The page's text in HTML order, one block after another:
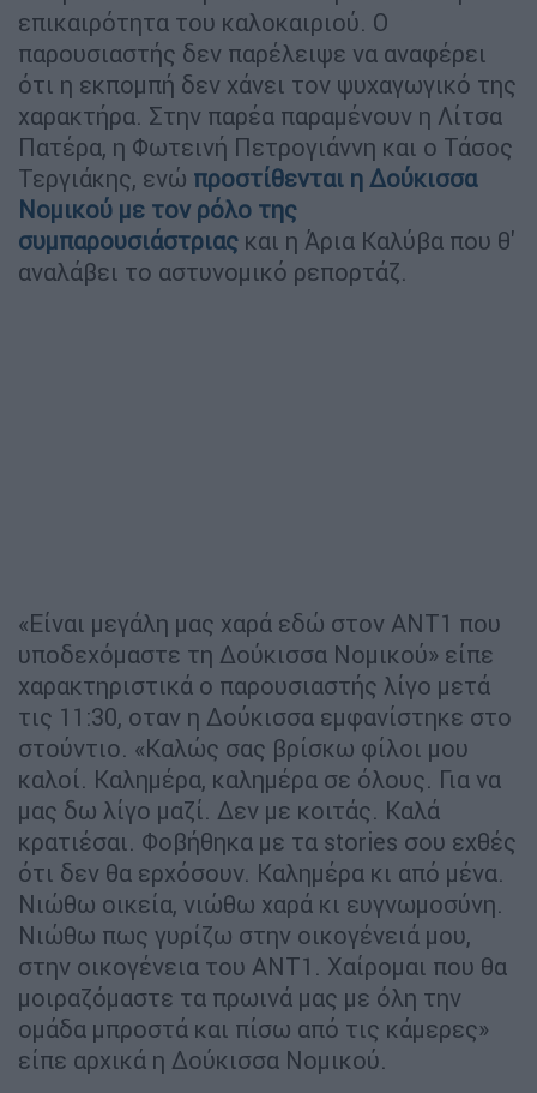
επικαιρότητα του καλοκαιριού. Ο
παρουσιαστής δεν παρέλειψε να αναφέρει
ότι η εκπομπή δεν χάνει τον ψυχαγωγικό της
χαρακτήρα. Στην παρέα παραμένουν η Λίτσα
Πατέρα, η Φωτεινή Πετρογιάννη και ο Τάσος
Τεργιάκης, ενώ προστίθενται η Δούκισσα
Νομικού με τον ρόλο της
συμπαρουσιάστριας και η Άρια Καλύβα που θ'
αναλάβει το αστυνομικό ρεπορτάζ.
«Είναι μεγάλη μας χαρά εδώ στον ΑΝΤ1 που
υποδεχόμαστε τη Δούκισσα Νομικού» είπε
χαρακτηριστικά ο παρουσιαστής λίγο μετά
τις 11:30, οταν η Δούκισσα εμφανίστηκε στο
στούντιο. «Καλώς σας βρίσκω φίλοι μου
καλοί. Καλημέρα, καλημέρα σε όλους. Για να
μας δω λίγο μαζί. Δεν με κοιτάς. Καλά
κρατιέσαι. Φοβήθηκα με τα stories σου εχθές
ότι δεν θα ερχόσουν. Καλημέρα κι από μένα.
Νιώθω οικεία, νιώθω χαρά κι ευγνωμοσύνη.
Νιώθω πως γυρίζω στην οικογένειά μου,
στην οικογένεια του ΑΝΤ1. Χαίρομαι που θα
μοιραζόμαστε τα πρωινά μας με όλη την
ομάδα μπροστά και πίσω από τις κάμερες»
είπε αρχικά η Δούκισσα Νομικού.